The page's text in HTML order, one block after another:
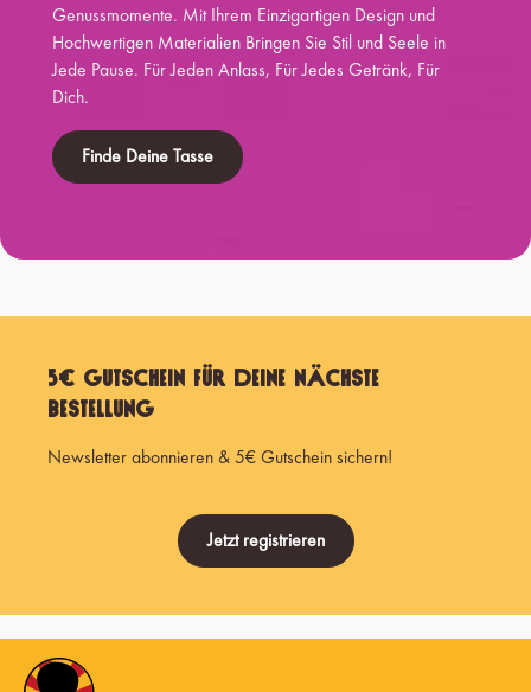
Genussmomente. Mit Ihrem Einzigartigen Design und
Hochwertigen Materialien Bringen Sie Stil und Seele in
Jede Pause. Für Jeden Anlass, Für Jedes Getränk, Für
Dich.
Finde Deine Tasse
5€ Gutschein für Deine nächste
Bestellung
Newsletter abonnieren & 5€ Gutschein sichern!
Jetzt registrieren